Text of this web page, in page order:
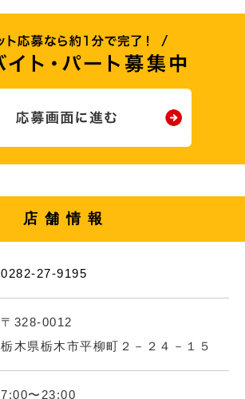
店舗情報
0282-27-9195
〒328-0012
栃木県栃木市平柳町２－２４－１５
7:00〜23:00